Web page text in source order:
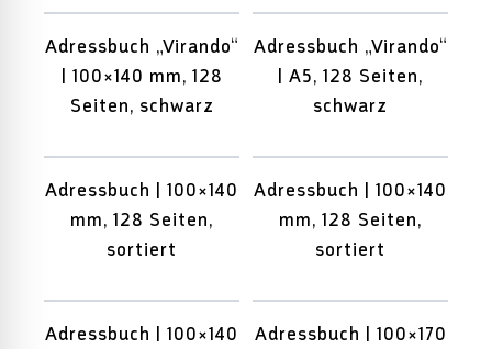
Adressbuch „Virando“
| 100×140 mm, 128
Seiten, schwarz
Adressbuch „Virando“
| A5, 128 Seiten,
schwarz
Adressbuch | 100×140
mm, 128 Seiten,
sortiert
Adressbuch | 100×140
mm, 128 Seiten,
sortiert
Adressbuch | 100×140
Adressbuch | 100×170